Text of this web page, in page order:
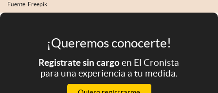
Fuente: Freepik
¡Queremos conocerte!
Registrate sin cargoen El Cronista
para una experiencia a tu medida.